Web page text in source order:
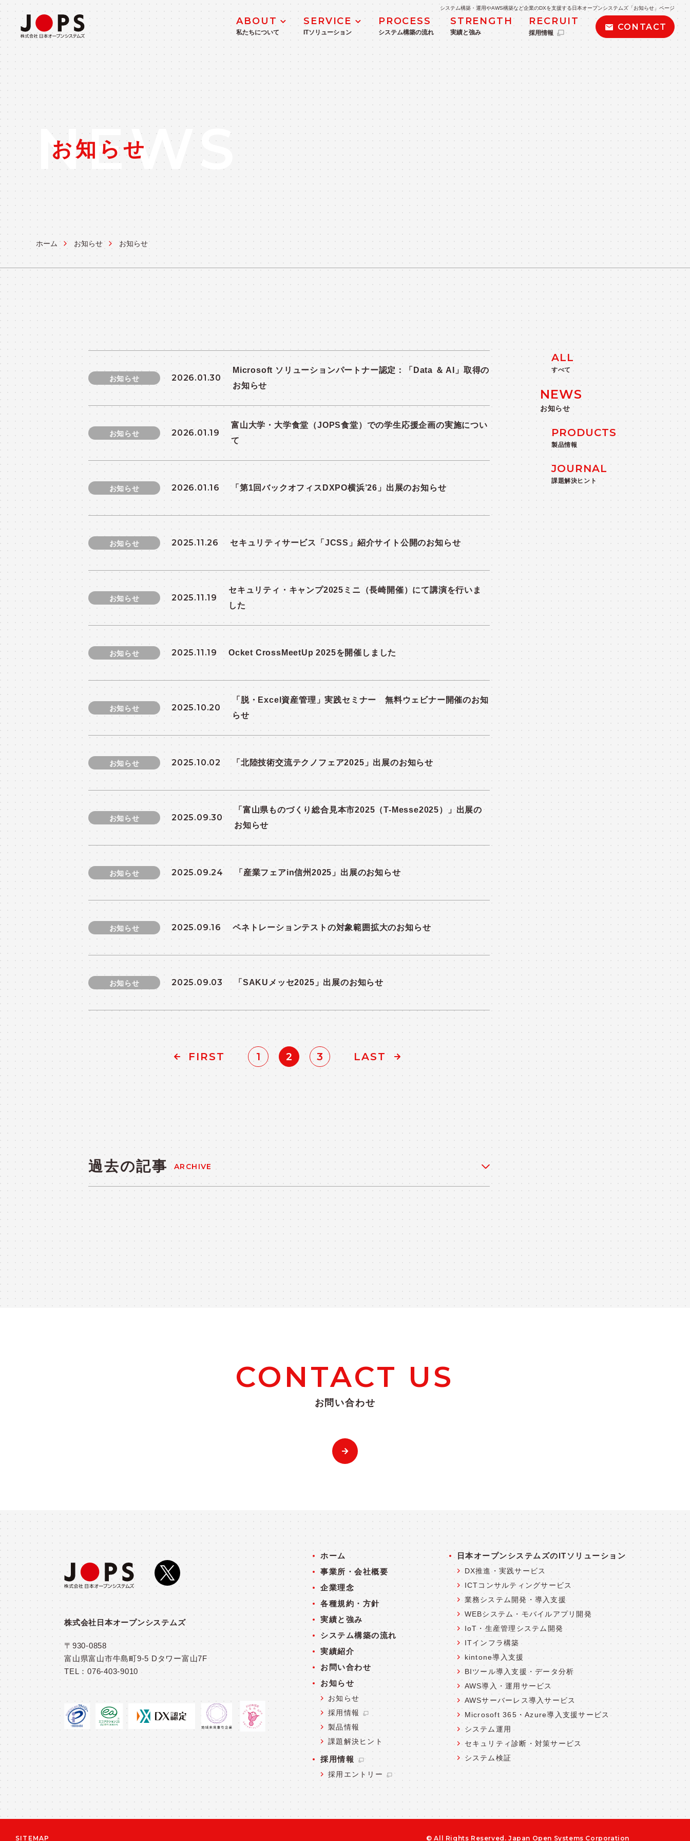
システム構築・運用やAWS構築など企業のDXを支援する日本オープンシステムズ「お知らせ」ページ
CONTACT
ABOUT
私たちについて
SERVICE
ITソリューション
システム運用ソリューション
PROCESS
システム構築の流れ
STRENGTH
実績と強み
RECRUIT
採用情報
NEWS
お知らせ
ホーム お知らせ お知らせ
お知らせ 2026.01.30
Microsoft ソリューションパートナー認定：「Data ＆ AI」取得の
お知らせ
お知らせ 2026.01.19
富山大学・大学食堂（JOPS食堂）での学生応援企画の実施につい
て
お知らせ 2026.01.16 「第1回バックオフィスDXPO横浜’26」出展のお知らせ
お知らせ 2025.11.26 セキュリティサービス「JCSS」紹介サイト公開のお知らせ
お知らせ 2025.11.19
セキュリティ・キャンプ2025ミニ（長崎開催）にて講演を行いま
した
お知らせ 2025.11.19 Ocket CrossMeetUp 2025を開催しました
お知らせ 2025.10.20
「脱・Excel資産管理」実践セミナー 無料ウェビナー開催のお知
らせ
お知らせ 2025.10.02 「北陸技術交流テクノフェア2025」出展のお知らせ
お知らせ 2025.09.30
「富山県ものづくり総合見本市2025（T-Messe2025）」出展の
お知らせ
お知らせ 2025.09.24 「産業フェアin信州2025」出展のお知らせ
お知らせ 2025.09.16 ペネトレーションテストの対象範囲拡大のお知らせ
お知らせ 2025.09.03 「SAKUメッセ2025」出展のお知らせ
FIRST 1 2 3 LAST
ALL
すべて
NEWS
お知らせ
PRODUCTS
製品情報
JOURNAL
課題解決ヒント
過去の記事 ARCHIVE
CONTACT US
お問い合わせ
株式会社日本オープンシステムズ
〒930-0858
富山県富山市牛島町9-5 Dタワー富山7F
TEL： 076-403-9010
ホーム
事業所・会社概要
企業理念
各種規約・方針
実績と強み
システム構築の流れ
実績紹介
お問い合わせ
お知らせ
お知らせ
採用情報
製品情報
課題解決ヒント
採用情報
採用エントリー
日本オープンシステムズのITソリューション
DX推進・実践サービス
ICTコンサルティングサービス
業務システム開発・導入支援
WEBシステム・モバイルアプリ開発
IoT・生産管理システム開発
ITインフラ構築
kintone導入支援
BIツール導入支援・データ分析
AWS導入・運用サービス
AWSサーバーレス導入サービス
Microsoft 365・Azure導入支援サービス
システム運用
セキュリティ診断・対策サービス
システム検証
SITEMAP © All Rights Reserved. Japan Open Systems Corporation